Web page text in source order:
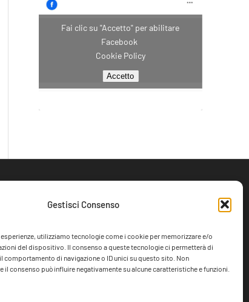
Gestisci Consenso
utilizziamo tecnologie come i cookie per memorizzare e/o
del dispositivo. Il consenso a queste tecnologie ci permetterà di
comportamento di navigazione o ID unici su questo sito. Non
il consenso può influire negativamente su alcune caratteristiche e funzioni.
Fai clic su "Accetto" per abilitare
Facebook
Cookie Policy
Accetto